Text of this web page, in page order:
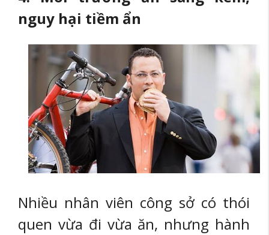
nguy hại tiềm ẩn
Nhiều nhân viên công sở có thói
quen vừa đi vừa ăn, nhưng hành